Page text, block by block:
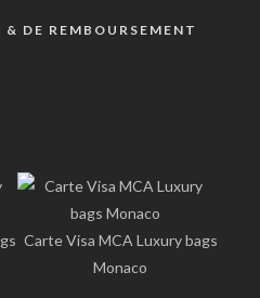
DE REMBOURSEMENT
Carte Visa MCA Luxury bags
Monaco